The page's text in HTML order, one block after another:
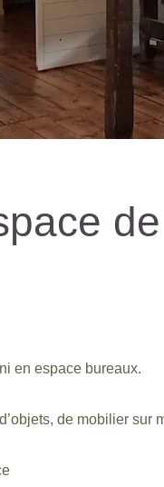
en espace bureaux.
de mobilier sur